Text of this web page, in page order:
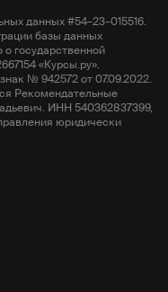
данных #54–23–015516.
базы данных
государственной
«Курсы.ру».
№ 942572 от 07.09.2022.
Рекомендательные
ИНН 540362837399,
юридически